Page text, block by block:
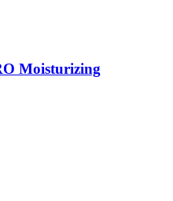
Moisturizing